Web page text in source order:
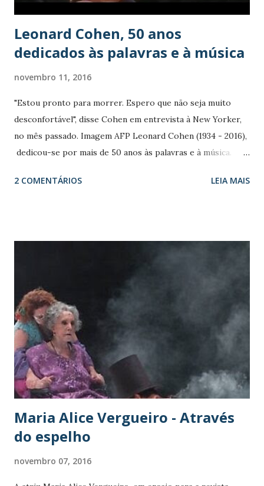
que foram acompanhados...
Leonard Cohen, 50 anos
dedicados às palavras e à música
novembro 11, 2016
"Estou pronto para morrer. Espero que não seja muito
desconfortável", disse Cohen em entrevista à New Yorker,
no mês passado. Imagem AFP Leonard Cohen (1934 - 2016),
dedicou-se por mais de 50 anos às palavras e à música.
obra altamente influente e repleta de sucessos
precisar de dinheiro, depois de descobrir que seu agente,
Kelley Lynch, havia ficado com parte de sua poupança.
Neste ano, logo após de completar 82 anos, lançou o álbum
You Want it Darker, no qual fez reflexões sobre a morte
com arranjos minimalistas, uma de suas principais marcas
musicais - além, claro, de sua inconfundível voz grave. Em
entrevista à revista norte-ame...
2 COMENTÁRIOS LEIA MAIS
Maria Alice Vergueiro - Através
do espelho
novembro 07, 2016